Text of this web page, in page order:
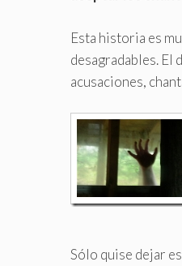
Esta historia es
desagradables. El
acusaciones,
Sólo quise dejar